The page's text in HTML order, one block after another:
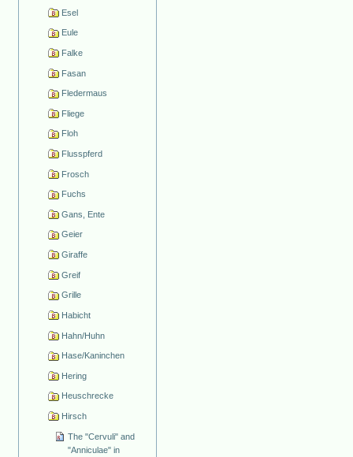
Esel
Eule
Falke
Fasan
Fledermaus
Fliege
Floh
Flusspferd
Frosch
Fuchs
Gans, Ente
Geier
Giraffe
Greif
Grille
Habicht
Hahn/Huhn
Hase/Kaninchen
Hering
Heuschrecke
Hirsch
The "Cervuli" and
"Anniculae" in